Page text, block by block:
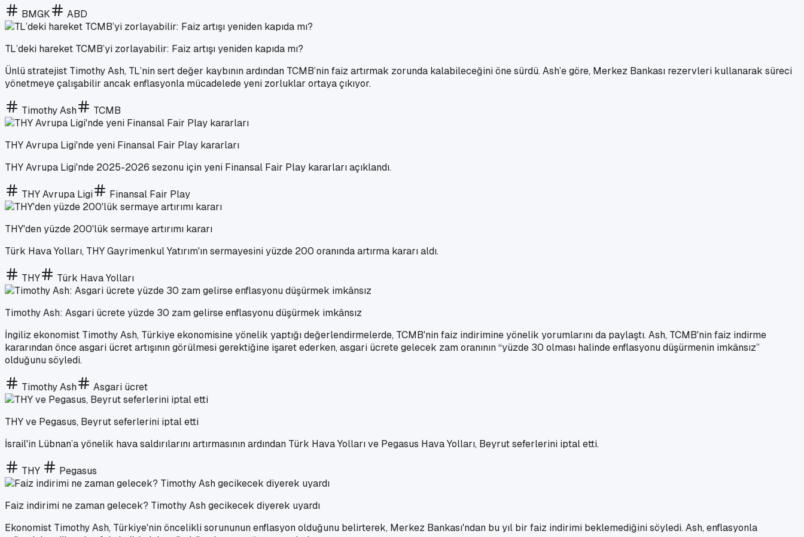
BMGK ABD
TL’deki hareket TCMB’yi zorlayabilir: Faiz artışı yeniden kapıda mı?
Ünlü stratejist Timothy Ash, TL’nin sert değer kaybının ardından TCMB’nin faiz artırmak zorunda kalabileceğini öne sürdü. Ash’e göre, Merkez Bankası rezervleri kullanarak süreci
yönetmeye çalışabilir ancak enflasyonla mücadelede yeni zorluklar ortaya çıkıyor.
Timothy Ash TCMB
THY Avrupa Ligi'nde yeni Finansal Fair Play kararları
THY Avrupa Ligi'nde 2025-2026 sezonu için yeni Finansal Fair Play kararları açıklandı.
THY Avrupa Ligi Finansal Fair Play
THY'den yüzde 200'lük sermaye artırımı kararı
Türk Hava Yolları, THY Gayrimenkul Yatırım'ın sermayesini yüzde 200 oranında artırma kararı aldı.
THY Türk Hava Yolları
Timothy Ash: Asgari ücrete yüzde 30 zam gelirse enflasyonu düşürmek imkânsız
İngiliz ekonomist Timothy Ash, Türkiye ekonomisine yönelik yaptığı değerlendirmelerde, TCMB'nin faiz indirimine yönelik yorumlarını da paylaştı. Ash, TCMB'nin faiz indirme
kararından önce asgari ücret artışının görülmesi gerektiğine işaret ederken, asgari ücrete gelecek zam oranının “yüzde 30 olması halinde enflasyonu düşürmenin imkânsız”
olduğunu söyledi.
Timothy Ash Asgari ücret
THY ve Pegasus, Beyrut seferlerini iptal etti
İsrail'in Lübnan’a yönelik hava saldırılarını artırmasının ardından Türk Hava Yolları ve Pegasus Hava Yolları, Beyrut seferlerini iptal etti.
THY Pegasus
Faiz indirimi ne zaman gelecek? Timothy Ash gecikecek diyerek uyardı
Ekonomist Timothy Ash, Türkiye'nin öncelikli sorununun enflasyon olduğunu belirterek, Merkez Bankası'ndan bu yıl bir faiz indirimi beklemediğini söyledi. Ash, enflasyonla